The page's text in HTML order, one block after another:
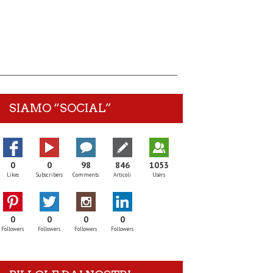
SIAMO “SOCIAL”
0
Likes
0
Subscribers
98
Comments
846
Articoli
1053
Users
0
Followers
0
Followers
0
Followers
0
Followers